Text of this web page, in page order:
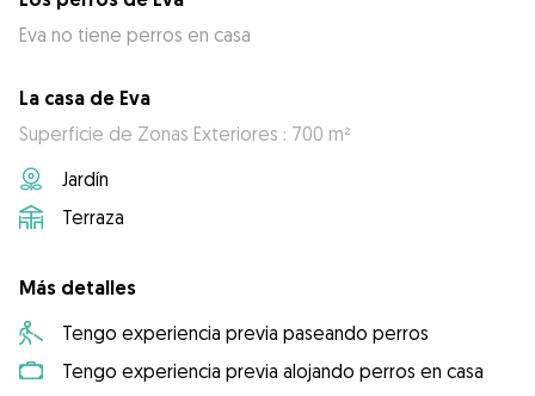
Eva no tiene perros en casa
La casa de Eva
Superficie de Zonas Exteriores : 700 m²
Jardín
Terraza
Más detalles
Tengo experiencia previa paseando perros
Tengo experiencia previa alojando perros en casa